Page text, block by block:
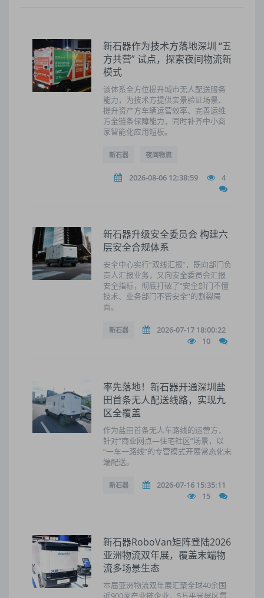
新石器作为技术方落地深圳 “五
方共营” 试点，探索夜间物流新
模式
该体系全方位提升城市无人配送服务
能力，为技术方提供实景验证场景、
提升资产方车辆运营效率、完善运维
方全链条保障能力，同时补齐中小商
家智能化应用短板。
新石器 夜间物流
2026-08-06 12:38:59 4
新石器升级安全委员会 构建六
层安全合规体系
安全中心实行“双线汇报”，既向部门负
责人汇报业务，又向安全委员会汇报
安全指标，彻底打破了“安全部门不懂
技术、业务部门不管安全”的割裂局
面。
新石器
2026-07-17 18:00:22
10
率先落地！新石器开通深圳盐
田首条无人配送线路，实现九
区全覆盖
作为盐田首条无人车路线的运营方，
针对“商业网点—住宅社区”场景，以
“一车一路线”的专营模式开展常态化末
端配送。
新石器
2026-07-16 15:35:11
15
新石器RoboVan矩阵登陆2026
亚洲物流双年展，覆盖末端物
流多场景生态
本届亚洲物流双年展汇聚全球40余国
近900家产业链企业，5万平米展区贯